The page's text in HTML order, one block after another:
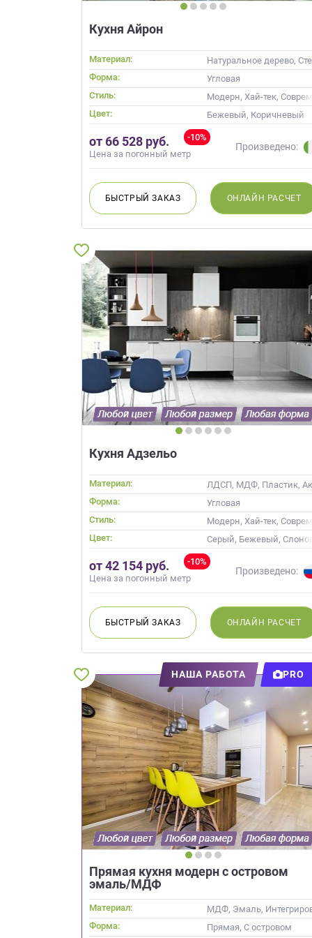
Кухня Айрон
Материал:
Натуральное дерево,
Форма:
Угловая
Стиль:
Модерн, Хай-тек,
Цвет:
Бежевый, Коричневый
-10%
от 66 528 руб.
Цена за погонный метр
Произведено:
БЫСТРЫЙЗАКАЗ ОНЛАЙН РАСЧЕТ
Кухня Адзельо
Материал:
ЛДСП, МДФ, Пластик,
Форма:
Угловая
Стиль:
Модерн, Хай-тек,
Цвет:
Серый, Бежевый,
-10%
от 42 154 руб.
Цена за погонный метр
Произведено:
БЫСТРЫЙЗАКАЗ ОНЛАЙН РАСЧЕТ
НАША РАБОТА PRO
Прямая кухня модерн с островом
эмаль/МДФ
Материал:
МДФ, Эмаль,
Форма:
Прямая, С островом
с